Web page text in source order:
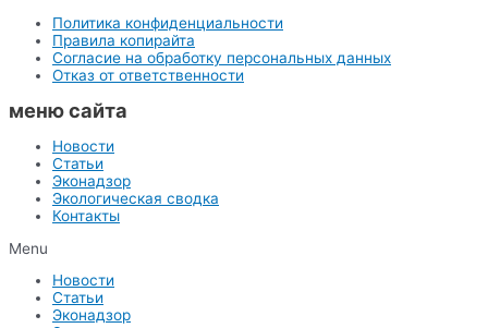
Политика конфиденциальности
Правила копирайта
Согласие на обработку персональных данных
Отказ от ответственности
меню сайта
Новости
Статьи
Эконадзор
Экологическая сводка
Контакты
Menu
Новости
Статьи
Эконадзор